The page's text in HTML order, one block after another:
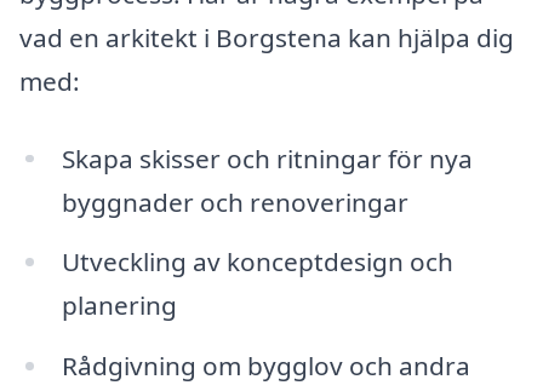
vad en arkitekt i Borgstena kan hjälpa dig
med:
Skapa skisser och ritningar för nya
byggnader och renoveringar
Utveckling av konceptdesign och
planering
Rådgivning om bygglov och andra